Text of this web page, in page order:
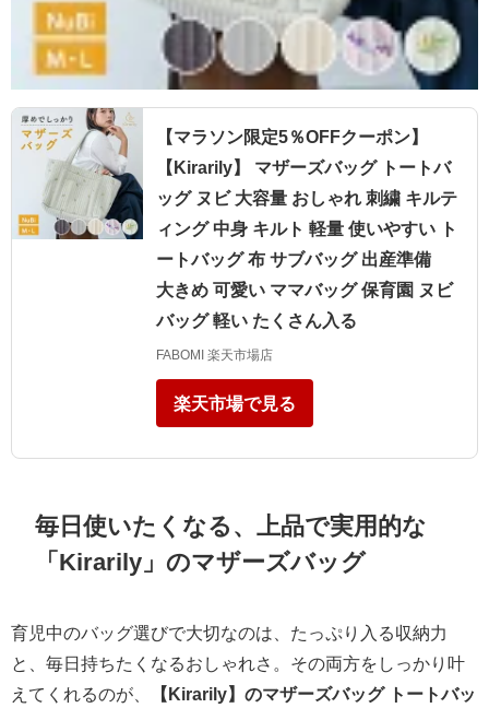
【マラソン限定5％OFFクーポン】
【Kirarily】 マザーズバッグ トートバ
ッグ ヌビ 大容量 おしゃれ 刺繍 キルテ
ィング 中身 キルト 軽量 使いやすい ト
ートバッグ 布 サブバッグ 出産準備
大きめ 可愛い ママバッグ 保育園 ヌビ
バッグ 軽い たくさん入る
FABOMI 楽天市場店
楽天市場で見る
毎日使いたくなる、上品で実用的な
「Kirarily」のマザーズバッグ
育児中のバッグ選びで大切なのは、たっぷり入る収納力
と、毎日持ちたくなるおしゃれさ。その両方をしっかり叶
えてくれるのが、
【Kirarily】のマザーズバッグ トートバッ